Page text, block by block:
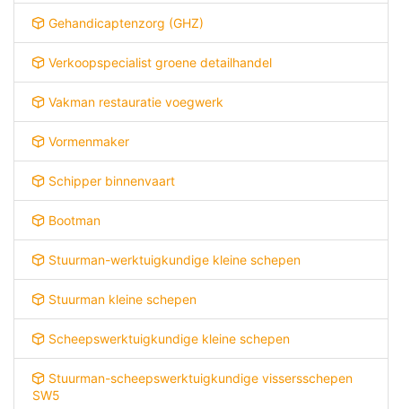
Gehandicaptenzorg (GHZ)
Verkoopspecialist groene detailhandel
Vakman restauratie voegwerk
Vormenmaker
Schipper binnenvaart
Bootman
Stuurman-werktuigkundige kleine schepen
Stuurman kleine schepen
Scheepswerktuigkundige kleine schepen
Stuurman-scheepswerktuigkundige vissersschepen
SW5